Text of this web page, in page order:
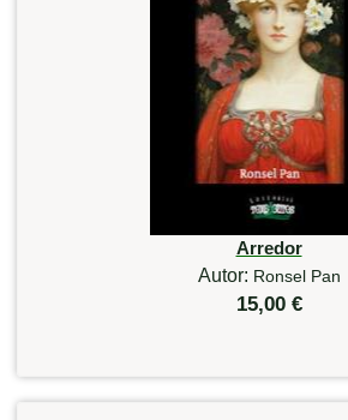
Arredor
Autor: Ronsel Pan
15,00 €